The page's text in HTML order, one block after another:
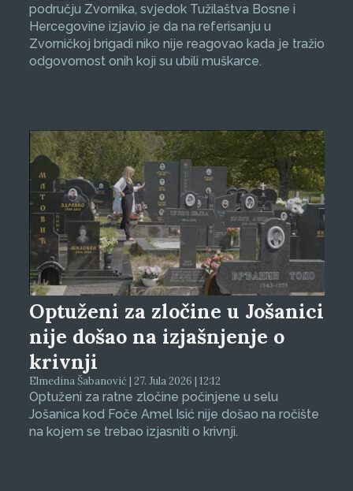
području Zvornika, svjedok Tužilaštva Bosne i
Hercegovine izjavio je da na referisanju u
Zvorničkoj brigadi niko nije reagovao kada je tražio
odgovornost onih koji su ubili muškarce.
Optuženi za zločine u Jošanici
nije došao na izjašnjenje o
krivnji
Elmedina Šabanović | 27. Jula 2026 | 12:12
Optuženi za ratne zločine počinjene u selu
Jošanica kod Foče Amel Isić nije došao na ročište
na kojem se trebao izjasniti o krivnji.